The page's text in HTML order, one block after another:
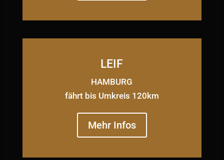
LEIF
HAMBURG
fährt bis Umkreis 120km
Mehr Infos